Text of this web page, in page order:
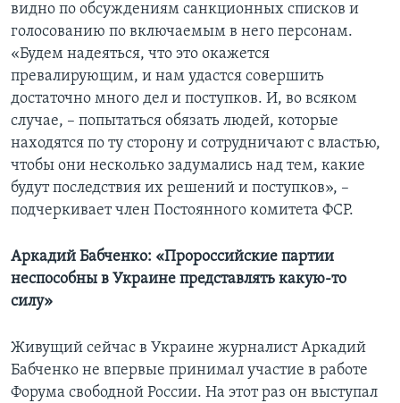
видно по обсуждениям санкционных списков и
голосованию по включаемым в него персонам.
«Будем надеяться, что это окажется
превалирующим, и нам удастся совершить
достаточно много дел и поступков. И, во всяком
случае, – попытаться обязать людей, которые
находятся по ту сторону и сотрудничают с властью,
чтобы они несколько задумались над тем, какие
будут последствия их решений и поступков», –
подчеркивает член Постоянного комитета ФСР.
Аркадий Бабченко: «Пророссийские партии
неспособны в Украине представлять какую-то
силу»
Живущий сейчас в Украине журналист Аркадий
Бабченко не впервые принимал участие в работе
Форума свободной России. На этот раз он выступал